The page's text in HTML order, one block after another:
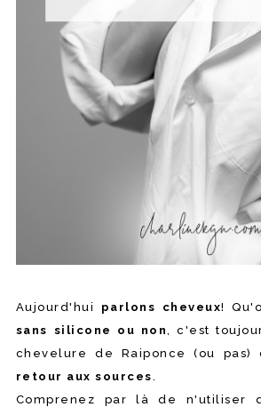
Aujourd'hui parlons cheveux!
sans silicone ou non, c'est
chevelure de Raiponce (ou
retour aux sources.
Comprenez par là de n'utiliser